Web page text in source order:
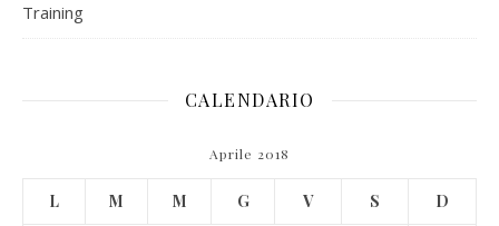
Training
CALENDARIO
Aprile 2018
L M M G V S D